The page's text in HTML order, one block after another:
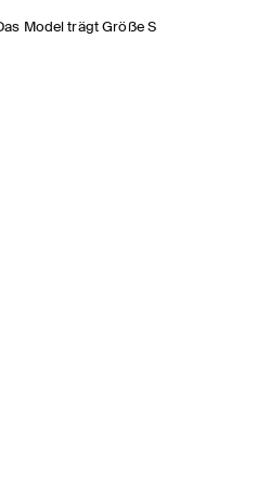
Model trägt Größe S